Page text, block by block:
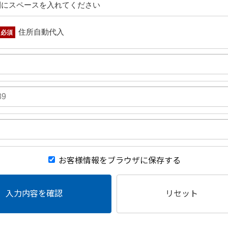
スペースを入れてください
必須 住所自動代入
お客様情報をブラウザに保存する
入力内容を確認 リセット